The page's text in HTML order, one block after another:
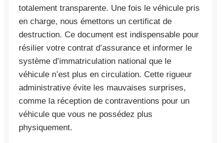
totalement transparente. Une fois le véhicule pris
en charge, nous émettons un certificat de
destruction. Ce document est indispensable pour
résilier votre contrat d’assurance et informer le
système d’immatriculation national que le
véhicule n’est plus en circulation. Cette rigueur
administrative évite les mauvaises surprises,
comme la réception de contraventions pour un
véhicule que vous ne possédez plus
physiquement.